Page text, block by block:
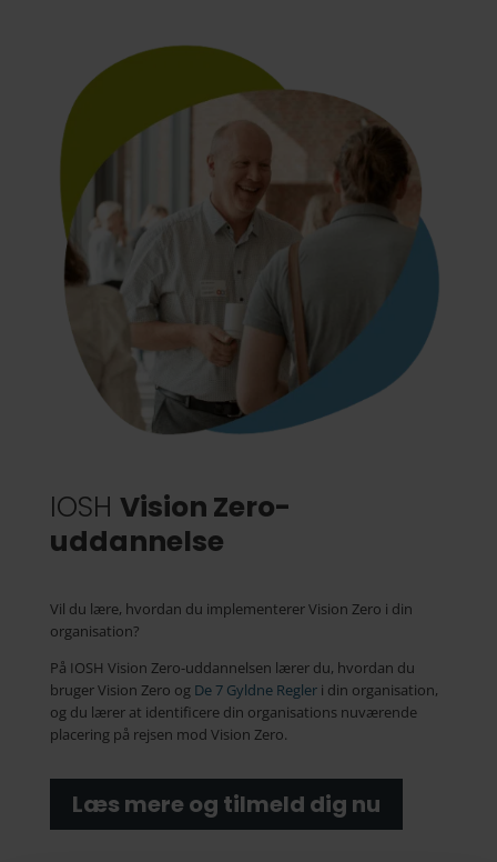
IOSH Vision Zero-
uddannelse
Vil du lære, hvordan du implementerer Vision Zero i din
organisation?
På IOSH Vision Zero-uddannelsen lærer du, hvordan du
bruger Vision Zero og De 7 Gyldne Regleri din organisation,
og du lærer at identificere din organisations nuværende
placering på rejsen mod Vision Zero.
Læs mere og tilmeld dig nu